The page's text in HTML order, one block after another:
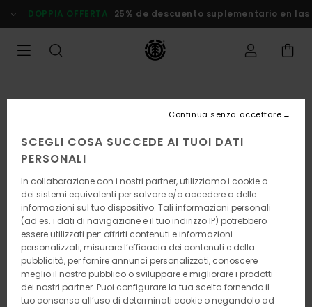
alle
informazioni
prodotto
DOPPIA OFFERTA 25% de descuento suplementario en
SCEGLI COSA SUCCEDE AI TUOI DATI
PERSONALI
In collaborazione con i nostri partner, utilizziamo i cookie o
dei sistemi equivalenti per salvare e/o accedere a delle
informazioni sul tuo dispositivo. Tali informazioni personali
(ad es. i dati di navigazione e il tuo indirizzo IP) potrebbero
essere utilizzati per: offrirti contenuti e informazioni
personalizzati, misurare l’efficacia dei contenuti e della
pubblicità, per fornire annunci personalizzati, conoscere
meglio il nostro pubblico o sviluppare e migliorare i prodotti
dei nostri partner. Puoi configurare la tua scelta fornendo il
tuo consenso all’uso di determinati cookie o negandolo ad
Continua senza accettare